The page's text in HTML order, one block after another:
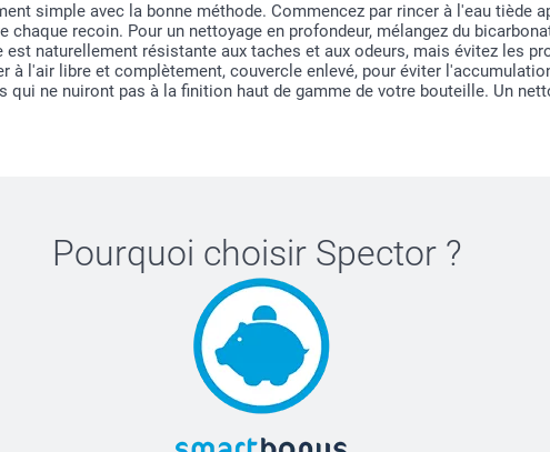
simple avec la bonne méthode. Commencez par rincer à l'eau tiède
recoin. Pour un nettoyage en profondeur, mélangez du
naturellement résistante aux taches et aux odeurs, mais évitez les
l'air libre et complètement, couvercle enlevé, pour éviter
ne nuiront pas à la finition haut de gamme de votre bouteille. Un
Pourquoi choisir Spector?